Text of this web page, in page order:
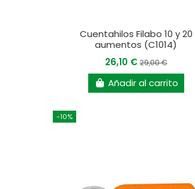
Cuentahilos Filabo 10 y 20
aumentos (C1014)
26,10 €29,00 €
Añadir al carrito
-10%